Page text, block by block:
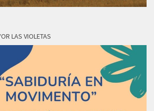
LAS VIOLETAS